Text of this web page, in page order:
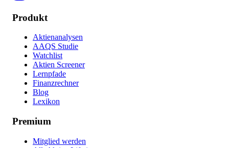
Produkt
Aktienanalysen
AAQS Studie
Watchlist
Aktien Screener
Lernpfade
Finanzrechner
Blog
Lexikon
Premium
Mitglied werden